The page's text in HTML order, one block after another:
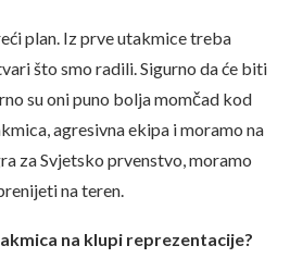
plan. Iz prve utakmice treba
što smo radili. Sigurno da će biti
su oni puno bolja momčad kod
agresivna ekipa i moramo na
za Svjetsko prvenstvo, moramo
na teren.
na klupi reprezentacije?